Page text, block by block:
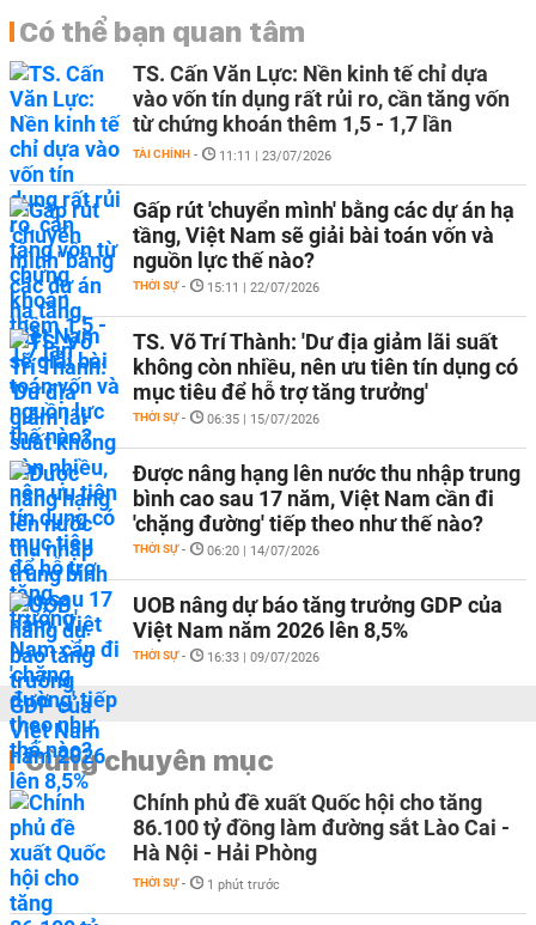
Có thể bạn quan tâm
TS. Cấn Văn Lực: Nền kinh tế chỉ dựa
vào vốn tín dụng rất rủi ro, cần tăng vốn
từ chứng khoán thêm 1,5 - 1,7 lần
TÀI CHÍNH - 11:11 | 23/07/2026
Gấp rút 'chuyển mình' bằng các dự án hạ
tầng, Việt Nam sẽ giải bài toán vốn và
nguồn lực thế nào?
THỜI SỰ - 15:11 | 22/07/2026
TS. Võ Trí Thành: 'Dư địa giảm lãi suất
không còn nhiều, nên ưu tiên tín dụng có
mục tiêu để hỗ trợ tăng trưởng'
THỜI SỰ - 06:35 | 15/07/2026
Được nâng hạng lên nước thu nhập trung
bình cao sau 17 năm, Việt Nam cần đi
'chặng đường' tiếp theo như thế nào?
THỜI SỰ - 06:20 | 14/07/2026
UOB nâng dự báo tăng trưởng GDP của
Việt Nam năm 2026 lên 8,5%
THỜI SỰ - 16:33 | 09/07/2026
Cùng chuyên mục
Chính phủ đề xuất Quốc hội cho tăng
86.100 tỷ đồng làm đường sắt Lào Cai -
Hà Nội - Hải Phòng
THỜI SỰ - 1 phút trước